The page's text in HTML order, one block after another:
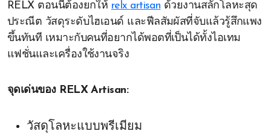
RELX ตอนนี้ต้องยกให้ relx artisan ด้วยงานสลักโลหะสุด
ประณีต วัสดุระดับไฮเอนด์ และฟีลสัมผัสที่จับแล้วรู้สึกแพง
ขึ้นทันที เหมาะกับคนที่อยากได้พอตที่เป็นได้ทั้งไอเทม
แฟชั่นและเครื่องใช้งานจริง
จุดเด่นของ RELX Artisan:
วัสดุโลหะแบบพรีเมียม